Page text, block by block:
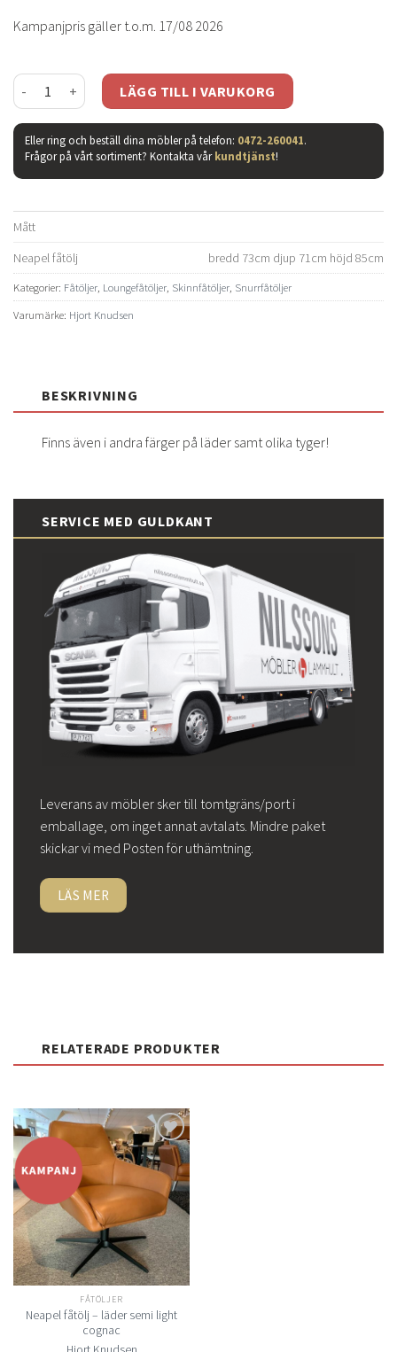
Kampanjpris gäller t.o.m. 17/08 2026
Neapel fåtölj - läder semi svart mängd
LÄGG TILL I VARUKORG
Eller ring och beställ dina möbler på telefon: 0472-260041.
Frågor på vårt sortiment? Kontakta vårkundtjänst!
Mått
Neapel fåtölj
bredd 73cm djup 71cm höjd 85cm
Kategorier: Fåtöljer, Loungefåtöljer, Skinnfåtöljer, Snurrfåtöljer
Varumärke: Hjort Knudsen
BESKRIVNING
Finns även i andra färger på läder samt olika tyger!
SERVICE MED GULDKANT
Leverans av möbler sker till tomtgräns/port i
emballage, om inget annat avtalats. Mindre paket
skickar vi med Posten för uthämtning.
LÄS MER
RELATERADE PRODUKTER
Lägg
önskelistan
FÅTÖLJER
Neapel fåtölj – läder semi light
cognac